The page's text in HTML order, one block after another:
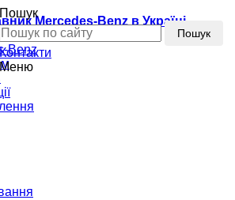
Mercedes-Benz в Україні
Пошук
Пошук
Контакти
Меню
Benz